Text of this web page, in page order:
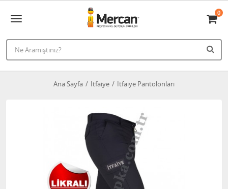
0
Ana Sayfa İtfaiye İtfaiye Pantolonları